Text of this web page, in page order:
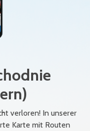
verloren! In unserer
Karte mit Routen